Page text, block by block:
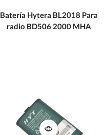
Batería Hytera BL2018 Para
radio BD506 2000 MHA